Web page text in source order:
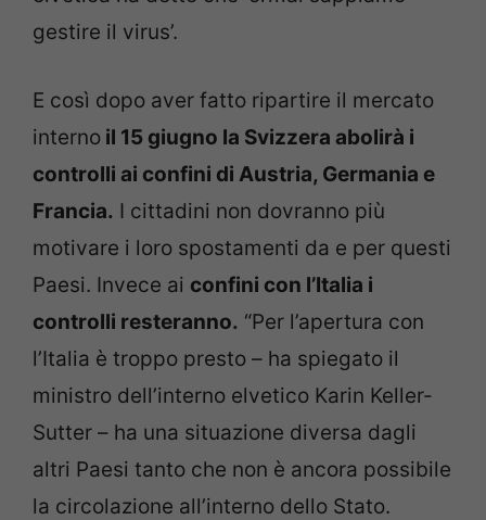
gestire il virus’.
E così dopo aver fatto ripartire il mercato
interno il 15 giugno la Svizzera abolirà i
controlli ai confini di Austria, Germania e
Francia. I cittadini non dovranno più
motivare i loro spostamenti da e per questi
Paesi. Invece ai confini con l’Italia i
controlli resteranno. “Per l’apertura con
l’Italia è troppo presto – ha spiegato il
ministro dell’interno elvetico Karin Keller-
Sutter – ha una situazione diversa dagli
altri Paesi tanto che non è ancora possibile
la circolazione all’interno dello Stato.